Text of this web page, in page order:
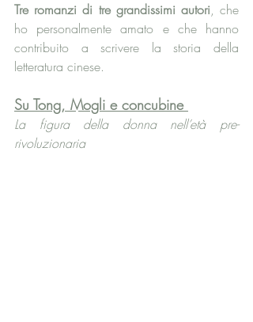
Tre romanzi di tre grandissimi autori, che
ho personalmente amato e che hanno
contribuito a scrivere la storia della
letteratura cinese.
Su Tong, Mogli e concubine
La figura della donna nell’età pre-
rivoluzionaria